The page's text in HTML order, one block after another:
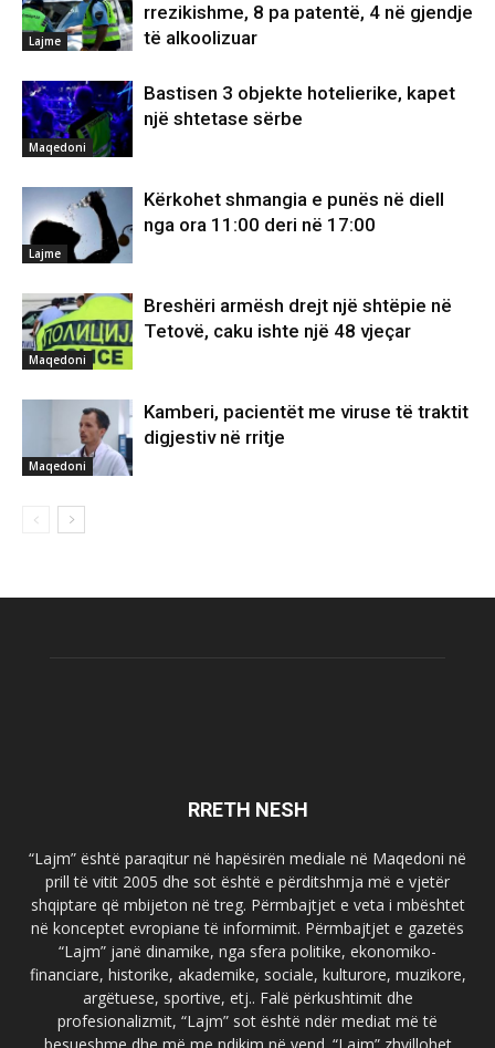
Lajme
rrezikishme, 8 pa patentë, 4 në gjendje
të alkoolizuar
Maqedoni
Bastisen 3 objekte hotelierike, kapet
një shtetase sërbe
Lajme
Kërkohet shmangia e punës në diell
nga ora 11:00 deri në 17:00
Maqedoni
Breshëri armësh drejt një shtëpie në
Tetovë, caku ishte një 48 vjeçar
Maqedoni
Kamberi, pacientët me viruse të traktit
digjestiv në rritje
RRETH NESH
“Lajm” është paraqitur në hapësirën mediale në Maqedoni në
prill të vitit 2005 dhe sot është e përditshmja më e vjetër
shqiptare që mbijeton në treg. Përmbajtjet e veta i mbështet
në konceptet evropiane të informimit. Përmbajtjet e gazetës
“Lajm” janë dinamike, nga sfera politike, ekonomiko-
financiare, historike, akademike, sociale, kulturore, muzikore,
argëtuese, sportive, etj.. Falë përkushtimit dhe
profesionalizmit, “Lajm” sot është ndër mediat më të